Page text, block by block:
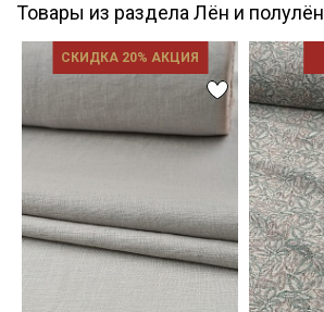
Товары из раздела Лён и полулён
СКИДКА 20% АКЦИЯ